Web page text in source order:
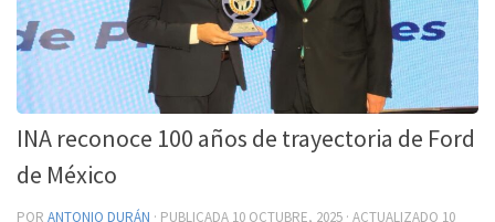
INA reconoce 100 años de trayectoria de Ford
de México
POR ANTONIO DURÁN · PUBLICADA 10 OCTUBRE, 2025 · ACTUALIZADO 10